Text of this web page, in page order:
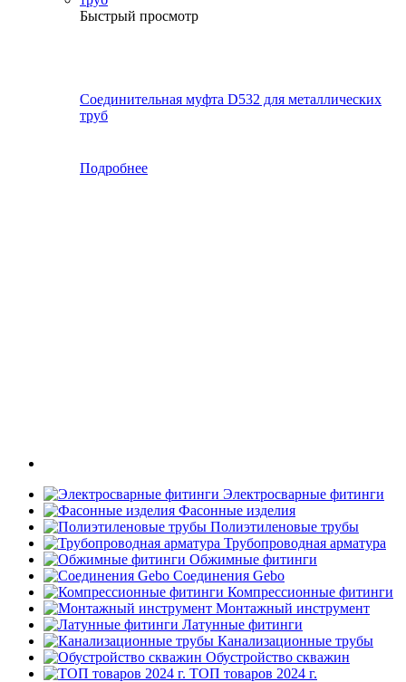
Быстрый просмотр
Соединительная муфта D532 для металлических
труб
Подробнее
Электросварные фитинги
Фасонные изделия
Полиэтиленовые трубы
Трубопроводная арматура
Обжимные фитинги
Соединения Gebo
Компрессионные фитинги
Монтажный инструмент
Латунные фитинги
Канализационные трубы
Обустройство скважин
ТОП товаров 2024 г.